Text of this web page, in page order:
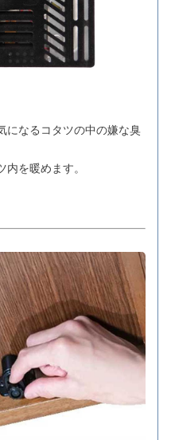
になるコタツの中の嫌な臭
を暖めます。